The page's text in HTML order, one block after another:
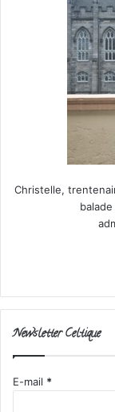
Christelle,
Newsletter Celtique
E-mail *